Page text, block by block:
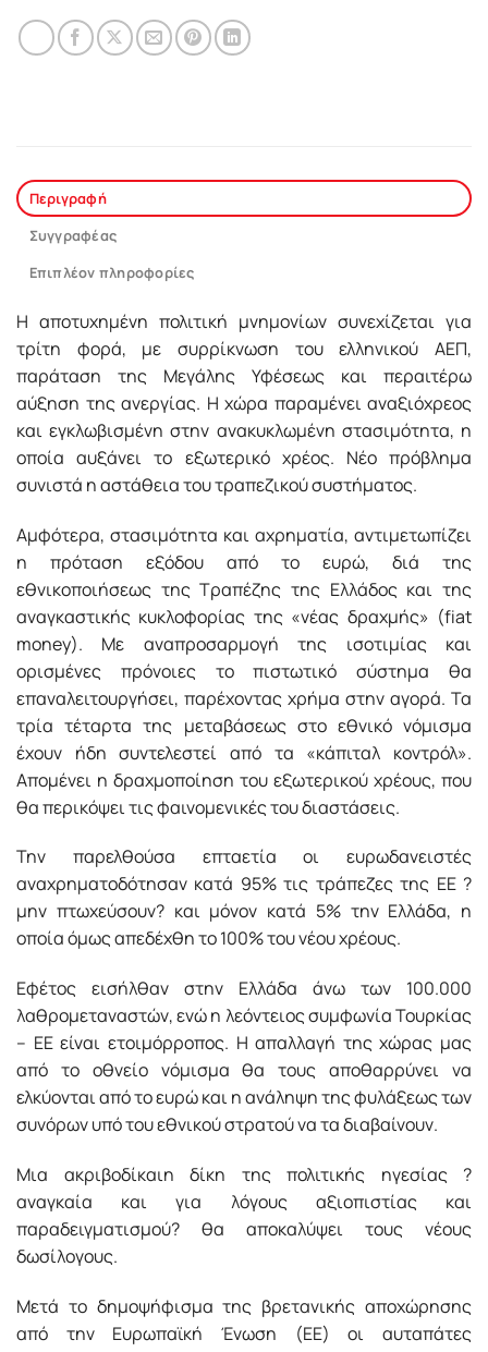
Περιγραφή
Συγγραφέας
Επιπλέον πληροφορίες
Η αποτυχημένη πολιτική μνημονίων συνεχίζεται για
τρίτη φορά, με συρρίκνωση του ελληνικού ΑΕΠ,
παράταση της Μεγάλης Υφέσεως και περαιτέρω
αύξηση της ανεργίας. Η χώρα παραμένει αναξιόχρεος
και εγκλωβισμένη στην ανακυκλωμένη στασιμότητα, η
οποία αυξάνει το εξωτερικό χρέος. Νέο πρόβλημα
συνιστά η αστάθεια του τραπεζικού συστήματος.
Αμφότερα, στασιμότητα και αχρηματία, αντιμετωπίζει
η πρόταση εξόδου από το ευρώ, διά της
εθνικοποιήσεως της Τραπέζης της Ελλάδος και της
αναγκαστικής κυκλοφορίας της «νέας δραχμής» (fiat
money). Με αναπροσαρμογή της ισοτιμίας και
ορισμένες πρόνοιες το πιστωτικό σύστημα θα
επαναλειτουργήσει, παρέχοντας χρήμα στην αγορά. Τα
τρία τέταρτα της μεταβάσεως στο εθνικό νόμισμα
έχουν ήδη συντελεστεί από τα «κάπιταλ κοντρόλ».
Απομένει η δραχμοποίηση του εξωτερικού χρέους, που
θα περικόψει τις φαινομενικές του διαστάσεις.
Την παρελθούσα επταετία οι ευρωδανειστές
αναχρηματοδότησαν κατά 95% τις τράπεζες της ΕΕ ?
μην πτωχεύσουν? και μόνον κατά 5% την Ελλάδα, η
οποία όμως απεδέχθη το 100% του νέου χρέους.
Εφέτος εισήλθαν στην Ελλάδα άνω των 100.000
λαθρομεταναστών, ενώ η λεόντειος συμφωνία Τουρκίας
– ΕΕ είναι ετοιμόρροπος. Η απαλλαγή της χώρας μας
από το οθνείο νόμισμα θα τους αποθαρρύνει να
ελκύονται από το ευρώ και η ανάληψη της φυλάξεως των
συνόρων υπό του εθνικού στρατού να τα διαβαίνουν.
Μια ακριβοδίκαιη δίκη της πολιτικής ηγεσίας ?
αναγκαία και για λόγους αξιοπιστίας και
παραδειγματισμού? θα αποκαλύψει τους νέους
δωσίλογους.
Μετά το δημοψήφισμα της βρετανικής αποχώρησης
από την Ευρωπαϊκή Ένωση (ΕΕ) οι αυταπάτες